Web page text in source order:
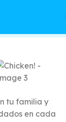
tu familia y
en cada